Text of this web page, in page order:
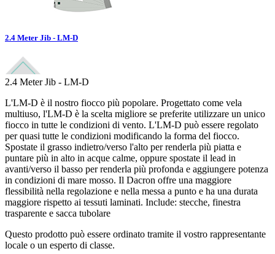
2.4 Meter Jib - LM-D
2.4 Meter Jib - LM-D
L'LM-D è il nostro fiocco più popolare. Progettato come vela
multiuso, l'LM-D è la scelta migliore se preferite utilizzare un unico
fiocco in tutte le condizioni di vento. L'LM-D può essere regolato
per quasi tutte le condizioni modificando la forma del fiocco.
Spostate il grasso indietro/verso l'alto per renderla più piatta e
puntare più in alto in acque calme, oppure spostate il lead in
avanti/verso il basso per renderla più profonda e aggiungere potenza
in condizioni di mare mosso. Il Dacron offre una maggiore
flessibilità nella regolazione e nella messa a punto e ha una durata
maggiore rispetto ai tessuti laminati. Include: stecche, finestra
trasparente e sacca tubolare
Questo prodotto può essere ordinato tramite il vostro rappresentante
locale o un esperto di classe.